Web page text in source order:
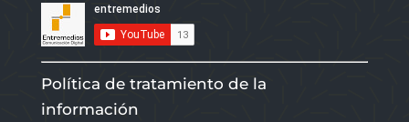
Política de tratamiento de la
información